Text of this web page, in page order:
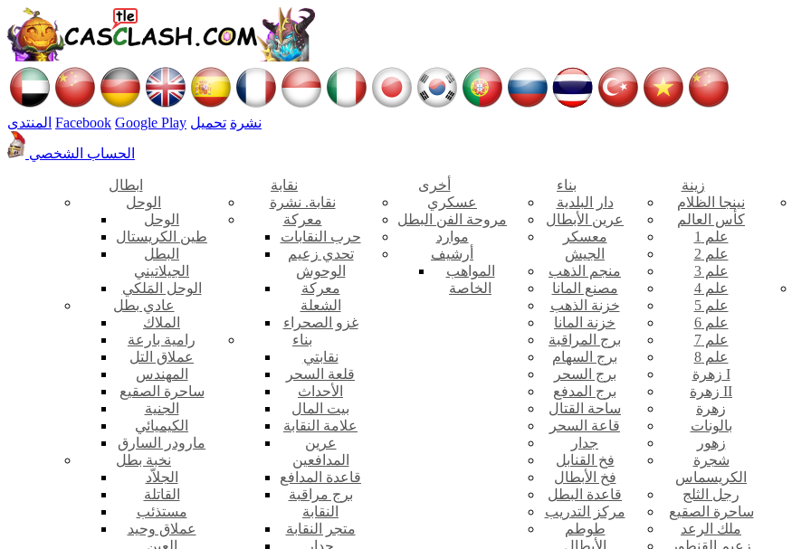
المنتدى Facebook Google Play نشرة تحميل
الحساب الشخصي
ابطال
الوحل
الوحل
طين الكريستال
البطل
الجيلاتيني
الوحل المَلكي
عادي بطل
الملاك
رامية بارعة
عملاق التل
المهندس
ساحرة الصقيع
الجنية
الكيميائي
مارودر السارق
نخبة بطل
الجلاّد
القاتلة
مستذئب
عملاق وحيد
نقابة
نقابة. نشرة
معركة
حرب النقابات
تحدي زعيم
الوحوش
معركة
الشعلة
غزو الصحراء
بناء
نقابتي
قلعة السحر
الأحداث
بيت المال
علامة النقابة
عرين
المدافعين
قاعدة المدافع
برج مراقبة
النقابة
متجر النقابة
أخرى
عسكري
مروحة الفن البطل
موارد
أرشيف
المواهب
الخاصة
بناء
دار البلدية
عرين الأبطال
معسكر
الجيش
منجم الذهب
مصنع المانا
خزنة الذهب
خزنة المانا
برج المراقبة
برج السهام
برج السحر
برج المدفع
ساحة القتال
قاعة السحر
جدار
فخ القنابل
فخ الأبطال
قاعدة البطل
مركز التدريب
طوطم
زينة
نينجا الظلام
كأس العالم
علم 1
علم 2
علم 3
علم 4
علم 5
علم 6
علم 7
علم 8
زهرة I
زهرة II
زهرة
بالونات
زهور
شجرة
الكريسماس
رجل الثلج
ساحرة الصقيع
ملك الرعد